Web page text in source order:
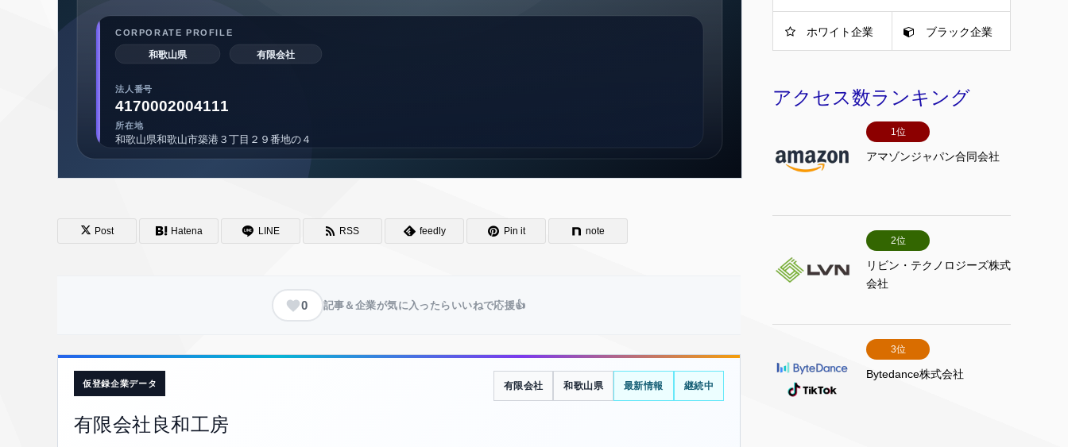
Post Hatena LINE RSS feedly Pin it note
0 記事＆企業が気に入ったらいいねで応援👍
仮登録企業データ
有限会社良和工房
有限会社 和歌山県 最新情報 継続中
ホワイト企業 ブラック企業
アクセス数ランキング
1位
アマゾンジャパン合同会社
2位
リビン・テクノロジーズ株式
会社
3位
Bytedance株式会社